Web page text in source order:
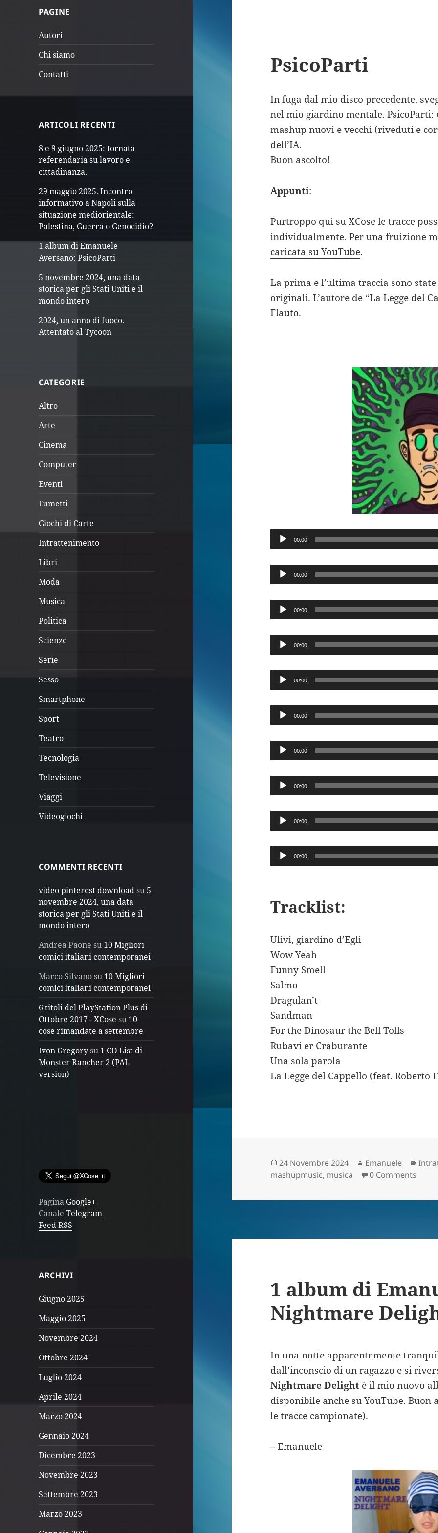
PAGINE
Autori
Chi siamo
Contatti
ARTICOLI RECENTI
8 e 9 giugno 2025: tornata
referendaria su lavoro e
cittadinanza.
29 maggio 2025. Incontro
informativo a Napoli sulla
situazione mediorientale:
Palestina, Guerra o Genocidio?
1 album di Emanuele
Aversano: PsicoParti
5 novembre 2024, una data
storica per gli Stati Uniti e il
mondo intero
2024, un anno di fuoco.
Attentato al Tycoon
CATEGORIE
Altro
Arte
Cinema
Computer
Eventi
Fumetti
Giochi di Carte
Intrattenimento
Libri
Moda
Musica
Politica
Scienze
Serie
Sesso
Smartphone
Sport
Teatro
Tecnologia
Televisione
Viaggi
Videogiochi
COMMENTI RECENTI
video pinterest downloadsu 5
novembre 2024, una data
storica per gli Stati Uniti e il
mondo intero
Andrea Paone su 10 Migliori
comici italiani contemporanei
Marco Silvanosu 10 Migliori
comici italiani contemporanei
6 titoli del PlayStation Plus di
Ottobre 2017 - XCose su 10
cose rimandate a settembre
Ivon Gregorysu 1 CD List di
Monster Rancher 2 (PAL
version)
Pagina Google+
CanaleTelegram
Feed RSS
ARCHIVI
Giugno 2025
Maggio 2025
Novembre 2024
Ottobre 2024
Luglio 2024
Aprile 2024
Marzo 2024
Gennaio 2024
Dicembre 2023
Novembre 2023
Settembre 2023
Marzo 2023
PsicoParti
In fuga dal mio disco precedente,
nel mio giardino mentale.
mashup nuovi e vecchi (riveduti e
dell’IA.
Buon ascolto!
Appunti:
Purtroppo qui su XCose le tracce
individualmente. Per una fruizione
caricata su YouTube.
La prima e l’ultima traccia sono
originali. L’autore de “La Legge del
Flauto.
Audio
Player
00:00
Audio
Player
00:00
Audio
Player
00:00
Audio
Player
00:00
Audio
Player
00:00
Audio
Player
00:00
Audio
Player
00:00
Audio
Player
00:00
Audio
Player
00:00
Audio
Player
00:00
Tracklist:
Ulivi, giardino d’Egli
Wow Yeah
Funny Smell
Salmo
Dragulan’t
Sandman
For the Dinosaur the Bell Tolls
Rubavi er Craburante
Una sola parola
La Legge del Cappello (feat. Roberto
Scritto
il
24 Novembre 2024 Autore
Emanuele
mashupmusic, musica 0 Comments
1 album di
Nightmare
In una notte apparentemente
dall’inconscio di un ragazzo e si
Nightmare Delight è il mio nuovo
disponibile anche su YouTube.
le tracce campionate).
– Emanuele